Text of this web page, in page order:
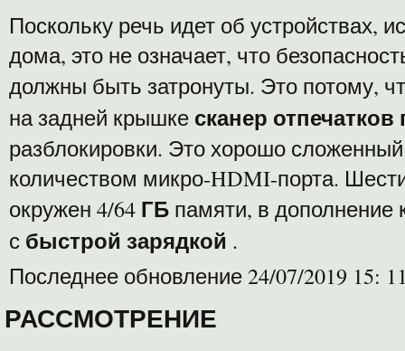
Поскольку речь идет об устройствах,
дома, это не означает, что
должны быть затронуты. Это потому,
на задней крышке сканер
разблокировки. Это хорошо
количеством микро-HDMI-порта.
окружен 4/64 ГБ памяти, в дополнение
с быстрой зарядкой .
Последнее обновление 24/07/2019 15:
РАССМОТРЕНИЕ